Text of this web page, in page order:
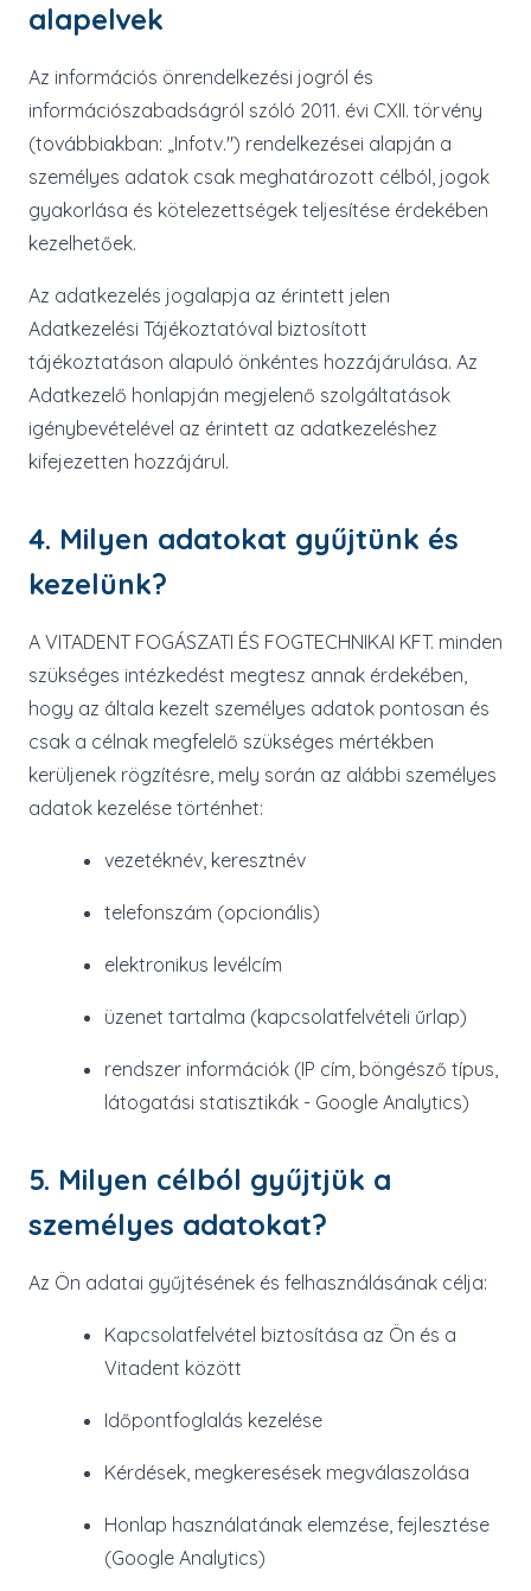
alapelvek
Az információs önrendelkezési jogról és
információszabadságról szóló 2011. évi CXII. törvény
(továbbiakban: „Infotv.") rendelkezései alapján a
személyes adatok csak meghatározott célból, jogok
gyakorlása és kötelezettségek teljesítése érdekében
kezelhetőek.
Az adatkezelés jogalapja az érintett jelen
Adatkezelési Tájékoztatóval biztosított
tájékoztatáson alapuló önkéntes hozzájárulása. Az
Adatkezelő honlapján megjelenő szolgáltatások
igénybevételével az érintett az adatkezeléshez
kifejezetten hozzájárul.
4. Milyen adatokat gyűjtünk és
kezelünk?
A VITADENT FOGÁSZATI ÉS FOGTECHNIKAI KFT. minden
szükséges intézkedést megtesz annak érdekében,
hogy az általa kezelt személyes adatok pontosan és
csak a célnak megfelelő szükséges mértékben
kerüljenek rögzítésre, mely során az alábbi személyes
adatok kezelése történhet:
vezetéknév, keresztnév
telefonszám (opcionális)
elektronikus levélcím
üzenet tartalma (kapcsolatfelvételi űrlap)
rendszer információk (IP cím, böngésző típus,
látogatási statisztikák - Google Analytics)
5. Milyen célból gyűjtjük a
személyes adatokat?
Az Ön adatai gyűjtésének és felhasználásának célja:
Kapcsolatfelvétel biztosítása az Ön és a
Vitadent között
Időpontfoglalás kezelése
Kérdések, megkeresések megválaszolása
Honlap használatának elemzése, fejlesztése
(Google Analytics)